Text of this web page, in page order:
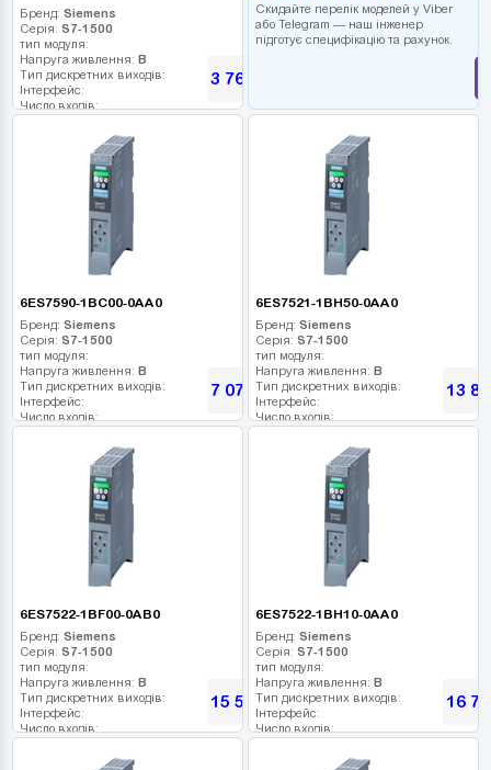
Бренд: Siemens
Серія: S7-1500
тип модуля:
Напруга живлення: В
Тип дискретних виходів:
Інтерфейс:
Число входів:
Число дискретних виходів:
Число високочастотних виходів:
3 768
Скидайте перелік моделей у Viber
або Telegram — наш інженер
підготує специфікацію та рахунок.
6ES7590-1BC00-0AA0
Бренд: Siemens
Серія: S7-1500
тип модуля:
Напруга живлення: В
Тип дискретних виходів:
Інтерфейс:
Число входів:
Число дискретних виходів:
Число високочастотних виходів:
7 075 грн
6ES7521-1BH50-0AA0
Бренд: Siemens
Серія: S7-1500
тип модуля:
Напруга живлення: В
Тип дискретних виходів:
Інтерфейс:
Число входів:
Число дискретних виходів:
Число високочастотних виходів:
13
6ES7522-1BF00-0AB0
Бренд: Siemens
Серія: S7-1500
тип модуля:
Напруга живлення: В
Тип дискретних виходів:
Інтерфейс:
Число входів:
15 594 грн
6ES7522-1BH10-0AA0
Бренд: Siemens
Серія: S7-1500
тип модуля:
Напруга живлення: В
Тип дискретних виходів:
Інтерфейс:
Число входів:
16